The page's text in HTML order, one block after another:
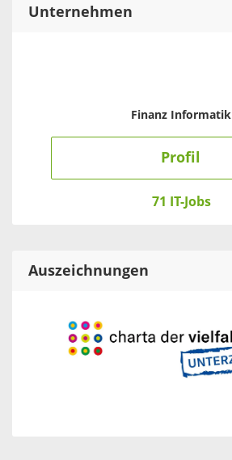
Unternehmen
Finanz Informatik
Profil
71 IT-Jobs
Auszeichnungen